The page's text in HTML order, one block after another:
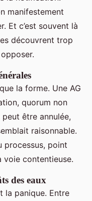
manifestement
Et c’est souvent là
découvrent trop
la forme. Une AG
quorum non
être annulée,
raisonnable.
processus, point
contentieuse.
des eaux
la panique. Entre